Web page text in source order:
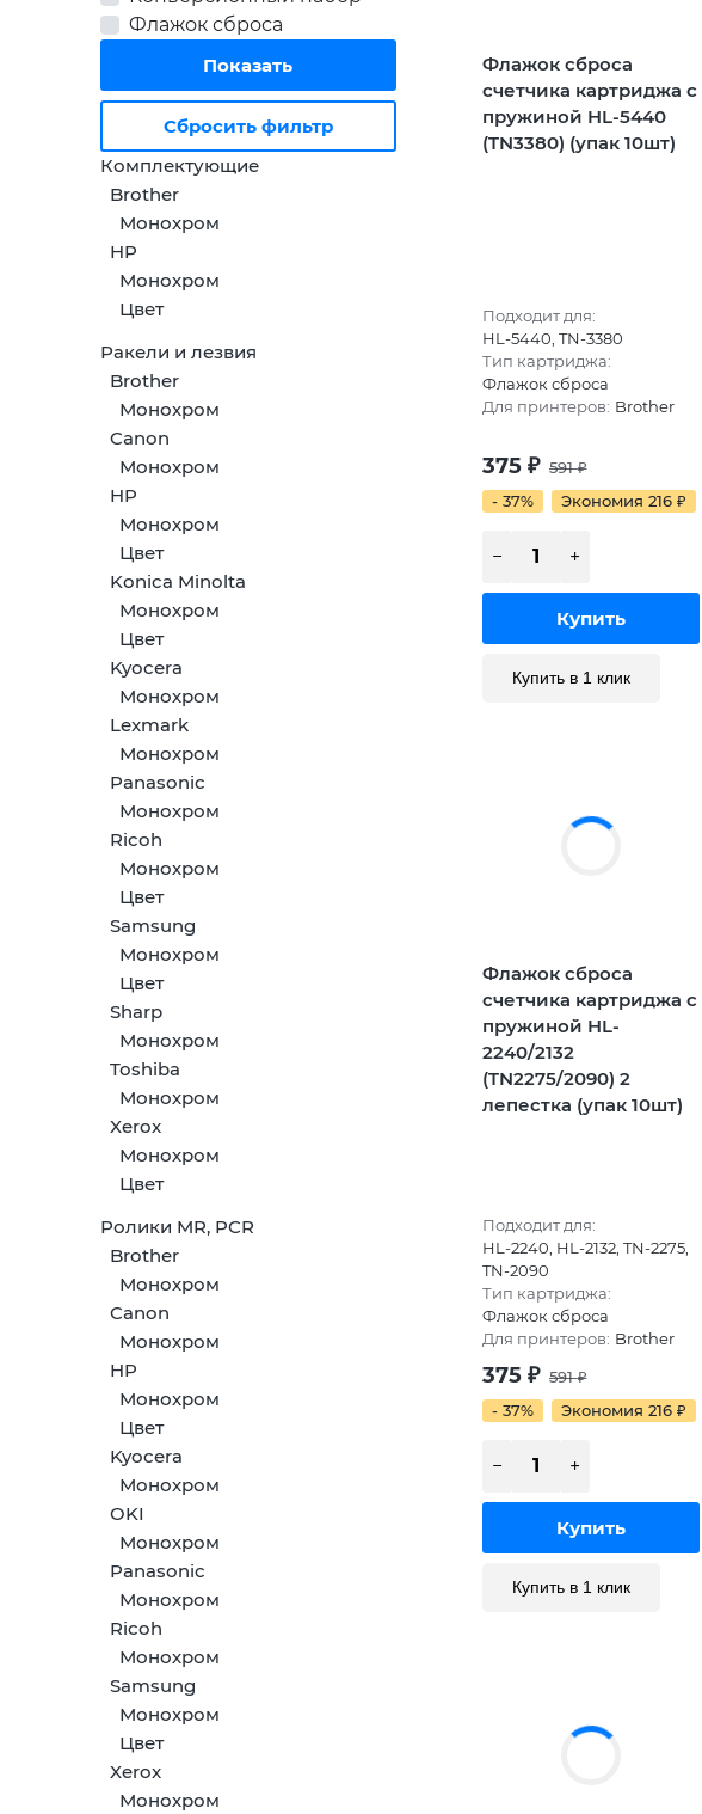
Флажок сброса
Сбросить фильтр
Комплектующие
Brother
Монохром
HP
Монохром
Цвет
Ракели и лезвия
Brother
Монохром
Canon
Монохром
HP
Монохром
Цвет
Konica Minolta
Монохром
Цвет
Kyocera
Монохром
Lexmark
Монохром
Panasonic
Монохром
Ricoh
Монохром
Цвет
Samsung
Монохром
Цвет
Sharp
Монохром
Toshiba
Монохром
Xerox
Монохром
Цвет
Ролики MR, PCR
Brother
Монохром
Canon
Монохром
HP
Монохром
Цвет
Kyocera
Монохром
OKI
Монохром
Panasonic
Монохром
Ricoh
Монохром
Samsung
Монохром
Цвет
Xerox
Монохром
Флажок сброса
счетчика картриджа с
пружиной HL-5440
(TN3380) (упак 10шт)
Подходит для:
HL-5440, TN-3380
Тип картриджа:
Флажок сброса
Для принтеров: Brother
375 ₽ 591₽
- 37%
Экономия 216 ₽
Купить в 1 клик
Флажок сброса
счетчика картриджа с
пружиной HL-
2240/2132
(TN2275/2090) 2
лепестка (упак 10шт)
Подходит для:
HL-2240, HL-2132, TN-2275,
TN-2090
Тип картриджа:
Флажок сброса
Для принтеров: Brother
375 ₽ 591₽
- 37%
Экономия 216 ₽
Купить в 1 клик